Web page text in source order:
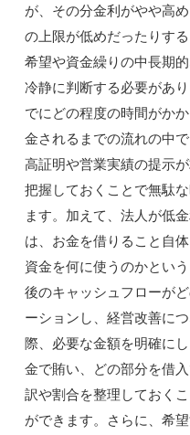
が、その分金利がやや高
の上限が低めだったりす
希望や資金繰りの中長期
冷静に判断する必要があ
でにどの程度の時間がか
金されるまでの流れの中
高証明や営業実績の提示
把握しておくことで無駄
ます。加えて、法人が低
は、お金を借りること自
資金を何に使うのかとい
後のキャッシュフローが
ーションし、経営改善に
際、必要な金額を明確に
金で賄い、どの部分を借
訳や割合を整理しておく
ができます。さらに、希